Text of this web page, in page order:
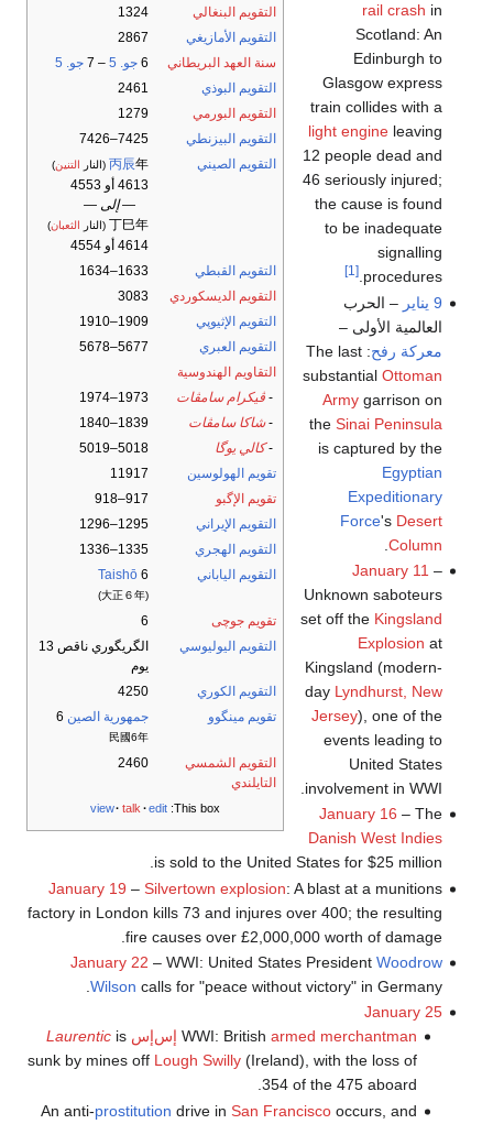
التقويم البنغالي
1324
التقويم الأمازيغي
2867
سنة العهد البريطاني
6 جو. 5 – 7
جو. 5
التقويم البوذي
2461
التقويم البورمي
1279
التقويم البيزنطي
7425–7426
التقويم الصيني
丙辰年 (النار التنين)
4613 أو 4553
— إلى —
丁巳年 (النار الثعبان)
4614 أو 4554
التقويم القبطي
1633–1634
التقويم الديسكوردي
3083
التقويم الإثيوپي
1909–1910
التقويم العبري
5677–5678
التقاويم الهندوسية
- ڤيكرام سامڤات
1973–1974
-شاكا سامڤات
1839–1840
-كالي يوگا
5018–5019
تقويم الهولوسين
11917
تقويم الإگبو
917–918
التقويم الإيراني
1295–1296
التقويم الهجري
1335–1336
التقويم الياباني
Taishō 6
(大正６年)
تقويم جوچى
6
التقويم اليوليوسي
الگريگوري ناقص 13
يوم
التقويم الكوري
4250
تقويم مينگوو
جمهورية الصين
民國6年
التقويم الشمسي
التايلندي
2460
This box:
view talk edit
rail crash in
Scotland: An
Edinburgh to
Glasgow express
train collides with a
light engineleaving
12 people dead and
46 seriously injured;
the cause is found
to be inadequate
signalling
procedures.
[1]
9 يناير
– الحرب
العالمية الأولى –
معركة رفح : The last
substantial Ottoman
Armygarrison on
the Sinai Peninsula
is captured by the
Egyptian
Expeditionary
Force's Desert
Column
January 11 –
Unknown saboteurs
set off the Kingsland
Explosion at
Kingsland (modern-
day Lyndhurst, New
Jersey), one of the
events leading to
United States
involvement in WWI.
January 16 – The
Danish West Indies
is sold to the United States for $25 million.
January 19 – Silvertown explosion: A blast at a munitions
factory in London kills 73 and injures over 400; the resulting
fire causes over £2,000,000 worth of damage.
January 22 – WWI: United States President Woodrow
Wilson calls for "peace without victory" in Germany.
January 25
WWI: Britisharmed merchantman إس‌إس Laurentic is
sunk by mines off Lough Swilly (Ireland), with the loss of
354 of the 475 aboard.
An anti-prostitution drive inSan Francisco occurs, and